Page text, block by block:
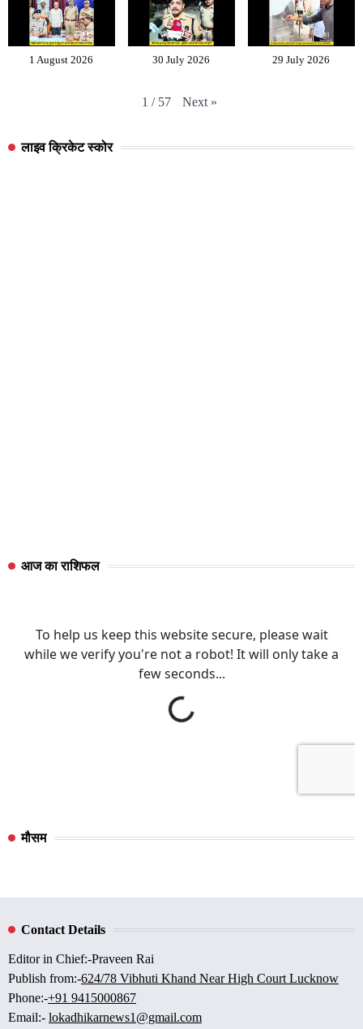
1 August 2026 30 July 2026 29 July 2026
1 / 57 Next »
लाइव क्रिकेट स्कोर
आज का राशिफल
मौसम
Contact Details
Editor in Chief:-Praveen Rai
Publish from:-624/78 Vibhuti Khand Near High Court Lucknow
Phone:-+91 9415000867
Email:- lokadhikarnews1@gmail.com